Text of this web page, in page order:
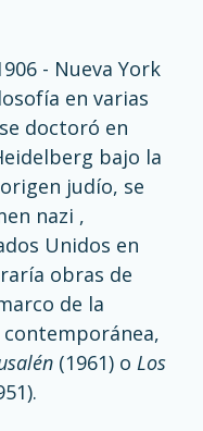
- Nueva York
en varias
doctoró en
bajo la
judío, se
nazi ,
Unidos en
obras de
de la
(1961) o Los